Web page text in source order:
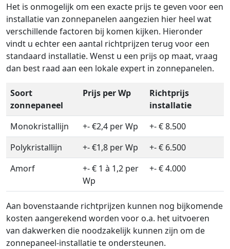
Het is onmogelijk om een exacte prijs te geven voor een
installatie van zonnepanelen aangezien hier heel wat
verschillende factoren bij komen kijken. Hieronder
vindt u echter een aantal richtprijzen terug voor een
standaard installatie. Wenst u een prijs op maat, vraag
dan best raad aan een lokale expert in zonnepanelen.
Soort
zonnepaneel
Prijs per Wp
Richtprijs
installatie
Monokristallijn
+- €2,4 per Wp
+- € 8.500
Polykristallijn
+- €1,8 per Wp
+- € 6.500
Amorf
+- € 1 à 1,2 per
Wp
+- € 4.000
Aan bovenstaande richtprijzen kunnen nog bijkomende
kosten aangerekend worden voor o.a. het uitvoeren
van dakwerken die noodzakelijk kunnen zijn om de
zonnepaneel-installatie te ondersteunen.